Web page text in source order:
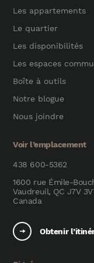
Les appartements
Le quartier
Les disponibilités
Les espaces
Boîte à outils
Notre blogue
Nous joindre
Voir l’emplacement
438 600-5362
1600 rue Émile-
Vaudreuil, QC J7V
Canada
Obtenir